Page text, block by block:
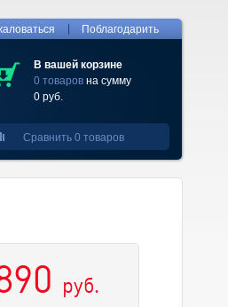
Поблагодарить
В вашей корзине
0 товаров на сумму
0 руб.
Сравнить 0 товаров
руб.